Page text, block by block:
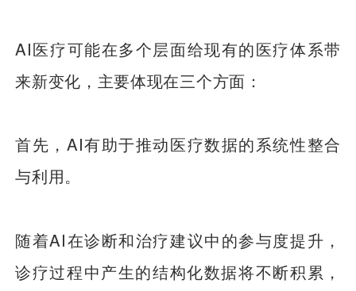
AI医疗可能在多个层面给现有的医疗体系带
来新变化，主要体现在三个方面：
首先，AI有助于推动医疗数据的系统性整合
与利用。
随着AI在诊断和治疗建议中的参与度提升，
诊疗过程中产生的结构化数据将不断积累，